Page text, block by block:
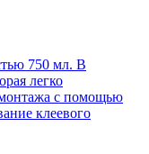
750 мл. В
легко
с помощью
клеевого